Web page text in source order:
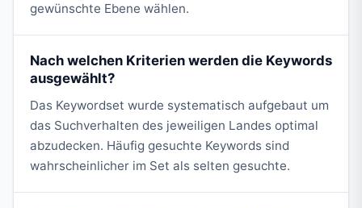
gewünschte Ebene wählen.
Nach welchen Kriterien werden die Keywords
ausgewählt?
Das Keywordset wurde systematisch aufgebaut um
das Suchverhalten des jeweiligen Landes optimal
abzudecken. Häufig gesuchte Keywords sind
wahrscheinlicher im Set als selten gesuchte.